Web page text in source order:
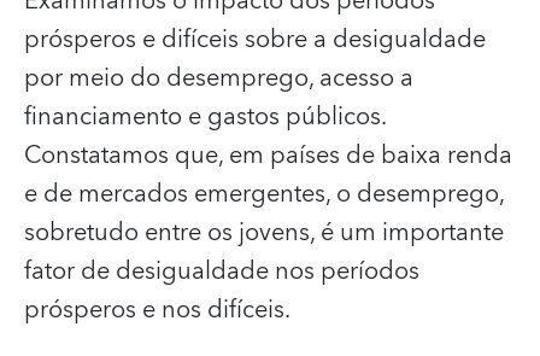
prósperos e difíceis sobre a desigualdade
por meio do desemprego, acesso a
financiamento e gastos públicos.
Constatamos que, em países de baixa renda
e de mercados emergentes, o desemprego,
sobretudo entre os jovens, é um importante
fator de desigualdade nos períodos
prósperos e nos difíceis.